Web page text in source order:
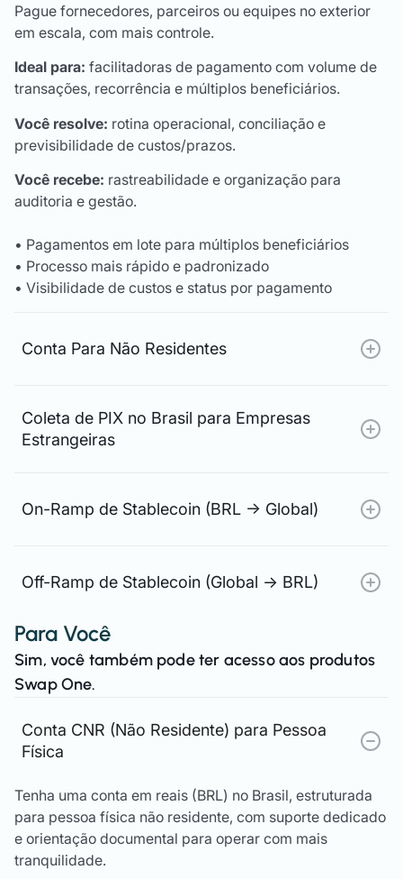
Pague fornecedores, parceiros ou equipes no exterior
em escala, com mais controle.
Ideal para: facilitadoras de pagamento com volume de
transações, recorrência e múltiplos beneficiários.
Você resolve: rotina operacional, conciliação e
previsibilidade de custos/prazos.
Você recebe: rastreabilidade e organização para
auditoria e gestão.
• Pagamentos em lote para múltiplos beneficiários
• Processo mais rápido e padronizado
• Visibilidade de custos e status por pagamento
Conta Para Não Residentes
Coleta de PIX no Brasil para Empresas
Estrangeiras
On-Ramp de Stablecoin (BRL → Global)
Off-Ramp de Stablecoin (Global → BRL)
Para Você
Sim, você também pode ter acesso aos produtos
Swap One.
Conta CNR (Não Residente) para Pessoa
Física
Tenha uma conta em reais (BRL) no Brasil, estruturada
para pessoa física não residente, com suporte dedicado
e orientação documental para operar com mais
tranquilidade.